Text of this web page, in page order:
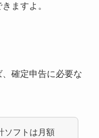
ますよ。
確定申告に必要な
ソフトは月額